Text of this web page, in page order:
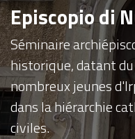
Episcopio di
Séminaire
historique, datant du
nombreux jeunes
dans la hiérarchie
civiles.